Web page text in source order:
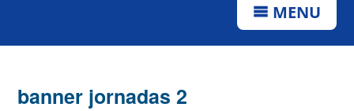
MENU
banner jornadas 2